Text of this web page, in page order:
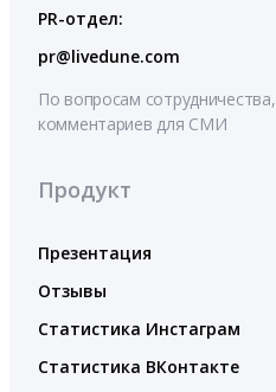
PR-отдел:
pr@livedune.com
По вопросам сотрудничества,
комментариев для СМИ
Продукт
Презентация
Отзывы
Статистика Инстаграм
Статистика ВКонтакте